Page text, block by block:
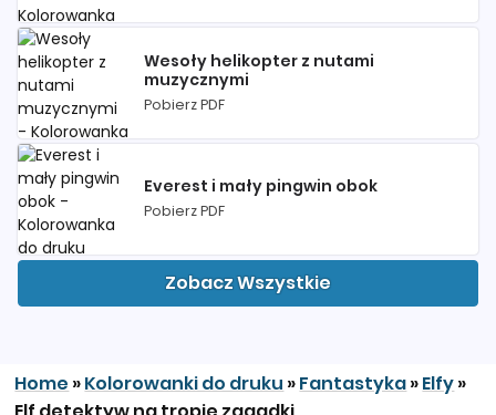
Wesoły helikopter z nutami
muzycznymi
Pobierz PDF
Everest i mały pingwin obok
Pobierz PDF
Zobacz Wszystkie
Home »Kolorowanki do druku »Fantastyka»Elfy»